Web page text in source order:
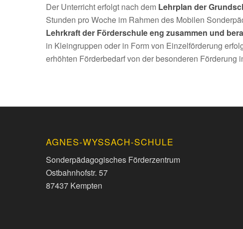
Der Unterricht erfolgt nach dem Lehrplan der
Stunden pro Woche im Rahmen des Mobilen
Lehrkraft der Förderschule eng zusammen und
in Kleingruppen oder in Form von Einzelförderung
erhöhten Förderbedarf von der besonderen Förderung
AGNES-WYSSACH-SCHULE
Sonderpädagogisches Förderzentrum
Ostbahnhofstr. 57
87437 Kempten